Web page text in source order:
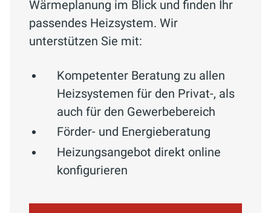
Wärmeplanung im Blick und finden Ihr
passendes Heizsystem. Wir
unterstützen Sie mit:
Kompetenter Beratung zu allen
Heizsystemen für den Privat-, als
auch für den Gewerbebereich
Förder- und Energieberatung
Heizungsangebot direkt online
konfigurieren